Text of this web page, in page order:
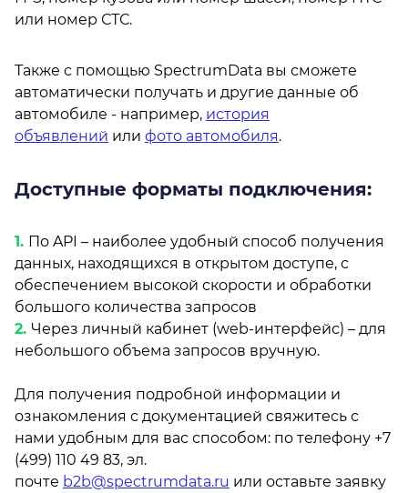
или номер СТС.
Также с помощью SpectrumData вы сможете
автоматически получать и другие данные об
автомобиле - например, история
объявлений или фото автомобиля.
Доступные форматы подключения:
По API – наиболее удобный способ получения
данных, находящихся в открытом доступе, с
обеспечением высокой скорости и обработки
большого количества запросов
Через личный кабинет (web-интерфейс) – для
небольшого объема запросов вручную.
Для получения подробной информации и
ознакомления с документацией свяжитесь с
нами удобным для вас способом: по телефону +7
(499) 110 49 83, эл.
почте b2b@spectrumdata.ru или оставьте заявку